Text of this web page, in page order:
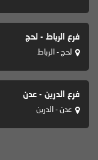
فرع الرباط - لحج
لحج - الرباط
فرع الدرين - عدن
عدن - الدرين